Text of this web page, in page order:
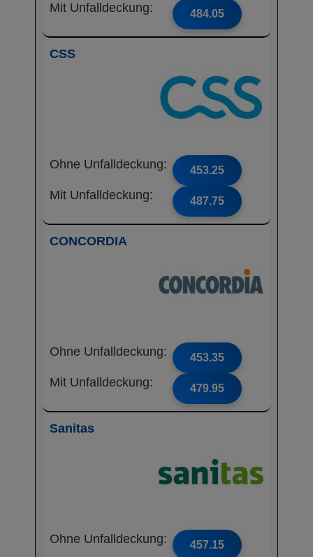
Mit Unfalldeckung: 484.05
CSS
Ohne Unfalldeckung: 453.25
Mit Unfalldeckung: 487.75
CONCORDIA
Ohne Unfalldeckung: 453.35
Mit Unfalldeckung: 479.95
Sanitas
Ohne Unfalldeckung: 457.15